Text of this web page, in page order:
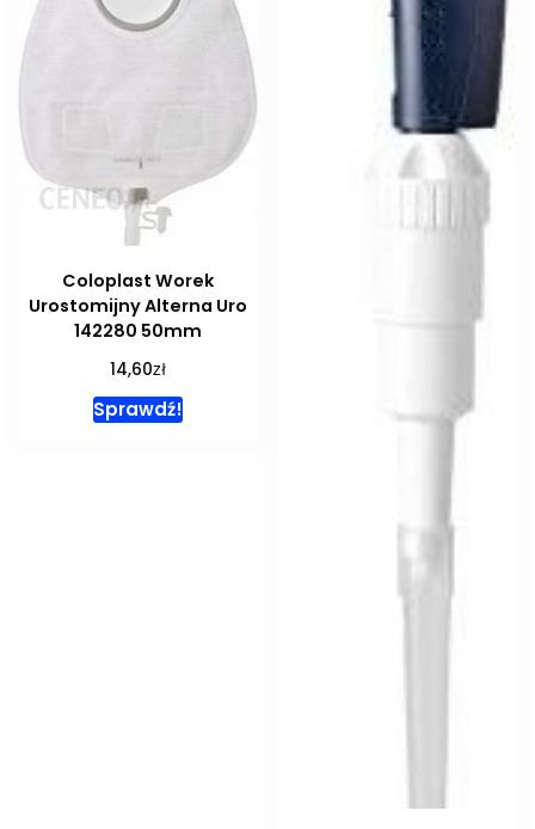
Coloplast Worek
Urostomijny Alterna Uro
142280 50mm
14,60zł
Sprawdź!